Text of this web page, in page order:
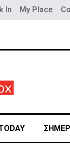
In My Place